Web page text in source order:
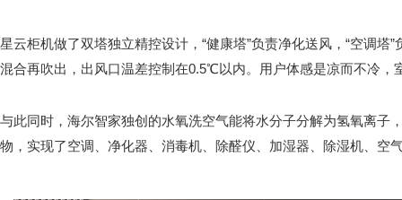
星云柜机做了双塔独立精控设计，“健康塔”负责净化送风，“空调塔
混合再吹出，出风口温差控制在0.5℃以内。用户体感是凉而不冷，
与此同时，海尔智家独创的水氧洗空气能将水分子分解为氢氧离子
物，实现了空调、净化器、消毒机、除醛仪、加湿器、除湿机、空